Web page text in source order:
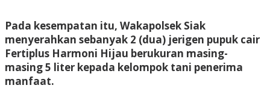
Pada kesempatan itu, Wakapolsek Siak
menyerahkan sebanyak 2 (dua) jerigen pupuk cair
Fertiplus Harmoni Hijau berukuran masing-
masing 5 liter kepada kelompok tani penerima
manfaat.